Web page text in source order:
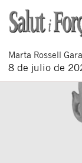
Marta Rossell
8 de julio de